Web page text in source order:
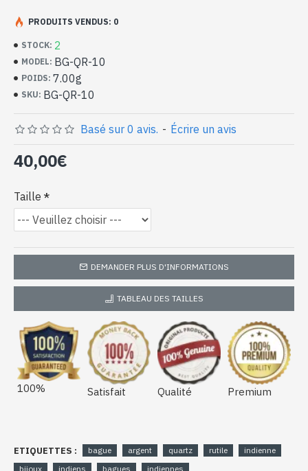
- Composée de 2 pierres en cabochon, serties, forme ovale
- Livrée avec un petit sac artisanal
Bague indienne argent et Quartz
Rutile naturel de forme ovale (BG-QR-
10)
STOCK: 2
MODEL: BG-QR-10
POIDS: 7.00g
SKU: BG-QR-10
PRODUITS VENDUS: 0
Basé sur 0 avis. - Écrire un avis
40,00€
Taille
DEMANDER PLUS D'INFORMATIONS
TABLEAU DES TAILLES
100% Satisfait Qualité Premium
ETIQUETTES : bague argent quartz rutile
indienne
bijoux
indiens bagues indiennes